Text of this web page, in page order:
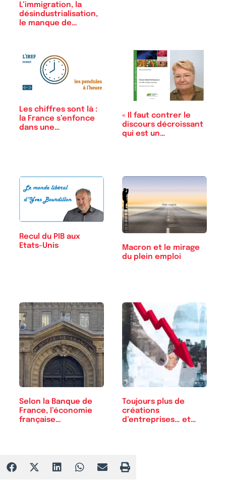
L’immigration, la
désindustrialisation,
le manque de…
Les chiffres sont là :
la France s’enfonce
dans une…
« Il faut contrer le
discours décroissant
qui est un…
Recul du PIB aux
Etats-Unis
Macron et le mirage
du plein emploi
Selon la Banque de
France, l’économie
française…
Toujours plus de
créations
d’entreprises… et…